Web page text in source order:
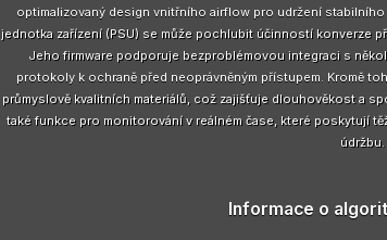
optimalizovaný design vnitřního airflow pro udržení
jednotka zařízení (PSU) se může pochlubit účinností konverze
Jeho firmware podporuje bezproblémovou integraci s
protokoly k ochraně před neoprávněným přístupem. Kromě
průmyslově kvalitních materiálů, což zajišťuje dlouhověkost a
také funkce pro monitorování v reálném čase, které poskytují
údržbu.
Informace o